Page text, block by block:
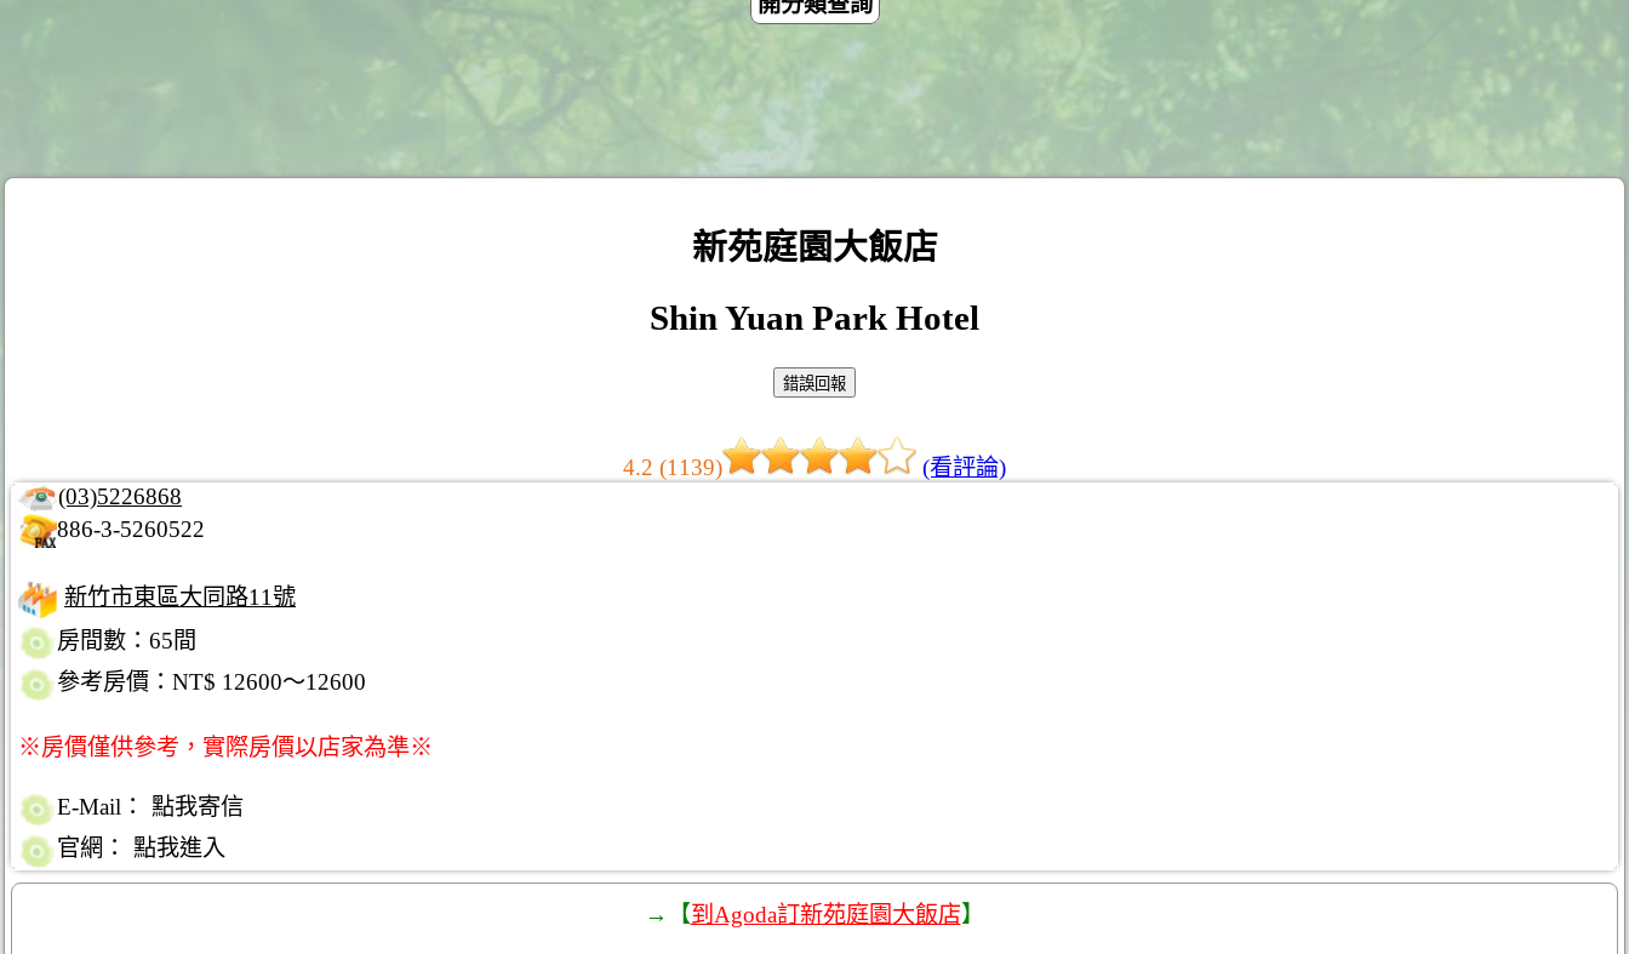
新苑庭園大飯店
Shin Yuan Park Hotel
4.2 (1139)
(看評論)
(03)5226868
886-3-5260522
新竹市東區大同路11號
房間數：65間
參考房價：NT$ 12600～12600
※房價僅供參考，實際房價以店家為準※
E-Mail：
點我寄信
官網：
點我進入
→【到Agoda訂新苑庭園大飯店】